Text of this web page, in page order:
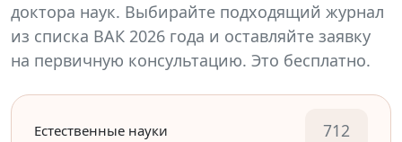
доктора наук. Выбирайте подходящий журнал
из списка ВАК 2026 года и оставляйте заявку
на первичную консультацию. Это бесплатно.
Естественные науки 712